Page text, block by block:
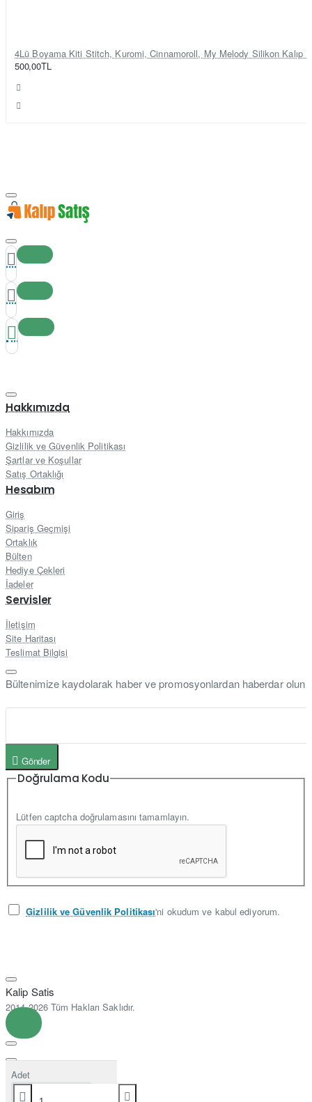
Adet
4Lü Boyama Kiti Stitch, Kuromi, Cinnamoroll, My Melody Silikon Kalıp
500,00TL
Hakkımızda
Hakkımızda
Gizlilik ve Güvenlik Politikası
Şartlar ve Koşullar
Satış Ortaklığı
Hesabım
Giriş
Sipariş Geçmişi
Ortaklık
Bülten
Hediye Çekleri
İadeler
Servisler
İletişim
Site Haritası
Teslimat Bilgisi
Bültenimize kaydolarak haber ve promosyonlardan haberdar olun
Gönder
Doğrulama Kodu
Lütfen captcha doğrulamasını tamamlayın.
Gizlilik ve Güvenlik Politikası'ni okudum ve kabul ediyorum.
Kalip Satis
2014-2026 Tüm Hakları Saklıdır.